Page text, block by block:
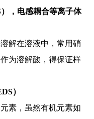
，电感耦合等离子体
解在溶液中，常用硝
为溶解酸，得保证样
）
素，虽然有机元素如